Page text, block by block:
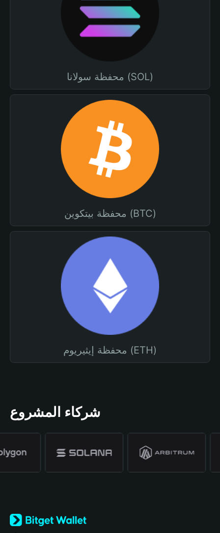
محفظة سولانا (SOL)
محفظة بيتكوين (BTC)
محفظة إيثيريوم (ETH)
شركاء المشروع